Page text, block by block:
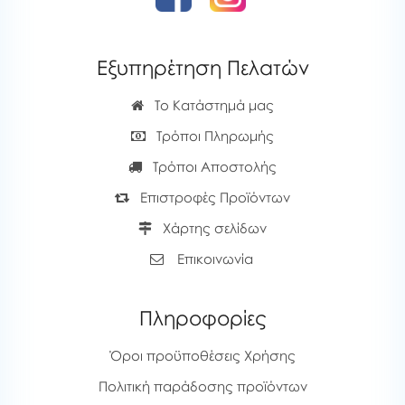
Εξυπηρέτηση Πελατών
Το Κατάστημά μας
Τρόποι Πληρωμής
Τρόποι Αποστολής
Επιστροφές Προϊόντων
Χάρτης σελίδων
Επικοινωνία
Πληροφορίες
Όροι προϋποθέσεις Χρήσης
Πολιτική παράδοσης προϊόντων